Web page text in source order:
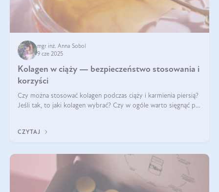
mgr inż. Anna Sobol
9 cze 2025
Kolagen w ciąży — bezpieczeństwo stosowania i
korzyści
Czy można stosować kolagen podczas ciąży i karmienia piersią?
Jeśli tak, to jaki kolagen wybrać? Czy w ogóle warto sięgnąć po
CZYTAJ